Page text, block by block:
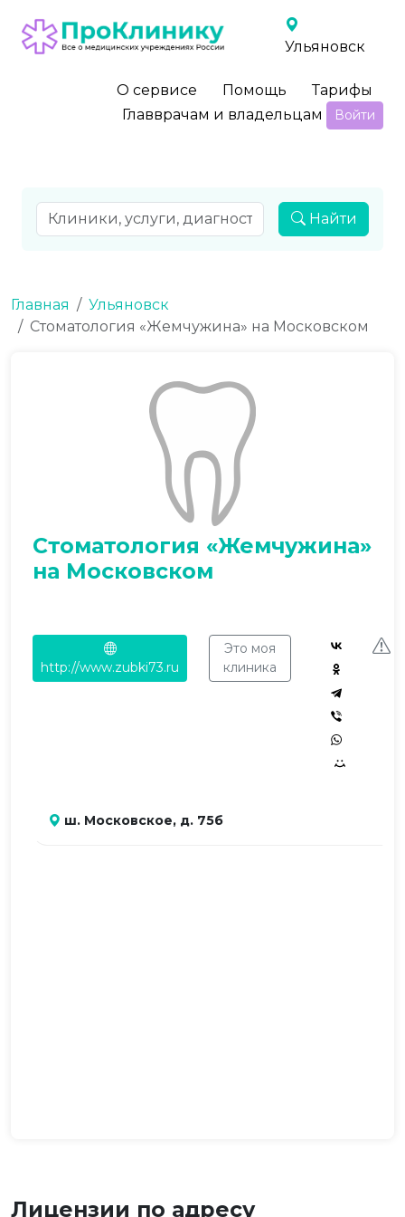
Ульяновск
О сервисе Помощь
Тарифы
Главврачам и владельцам
Войти
Найти
Главная
Ульяновск
Стоматология «Жемчужина» на Московском
Стоматология «Жемчужина»
на Московском
http://www.zubki73.ru
Это моя
клиника
ш. Московское, д. 75б
Лицензии по адресу